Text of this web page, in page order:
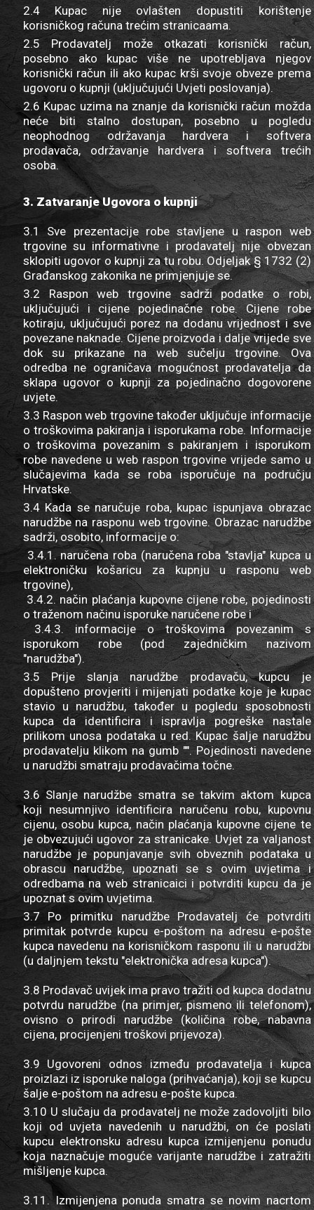
2.4 Kupac nije ovlašten dopustiti korištenje
korisničkog računa trećim stranicaama.
2.5 Prodavatelj može otkazati korisnički račun,
posebno ako kupac više ne upotrebljava njegov
korisnički račun ili ako kupac krši svoje obveze prema
ugovoru o kupnji (uključujući Uvjeti poslovanja).
2.6 Kupac uzima na znanje da korisnički račun možda
neće biti stalno dostupan, posebno u pogledu
neophodnog održavanja hardvera i softvera
prodavača, održavanje hardvera i softvera trećih
osoba.
3. Zatvaranje Ugovora o kupnji
3.1 Sve prezentacije robe stavljene u raspon web
trgovine su informativne i prodavatelj nije obvezan
sklopiti ugovor o kupnji za tu robu. Odjeljak § 1732 (2)
Građanskog zakonika ne primjenjuje se.
3.2 Raspon web trgovine sadrži podatke o robi,
uključujući i cijene pojedinačne robe. Cijene robe
kotiraju, uključujući porez na dodanu vrijednost i sve
povezane naknade. Cijene proizvoda i dalje vrijede sve
dok su prikazane na web sučelju trgovine. Ova
odredba ne ograničava mogućnost prodavatelja da
sklapa ugovor o kupnji za pojedinačno dogovorene
uvjete.
3.3 Raspon web trgovine također uključuje informacije
o troškovima pakiranja i isporukama robe. Informacije
o troškovima povezanim s pakiranjem i isporukom
robe navedene u web raspon trgovine vrijede samo u
slučajevima kada se roba isporučuje na području
Hrvatske.
3.4 Kada se naručuje roba, kupac ispunjava obrazac
narudžbe na rasponu web trgovine. Obrazac narudžbe
sadrži, osobito, informacije o:
3.4.1. naručena roba (naručena roba "stavlja" kupca u
elektroničku košaricu za kupnju u rasponu web
trgovine),
3.4.2. način plaćanja kupovne cijene robe, pojedinosti
o traženom načinu isporuke naručene robe i
3.4.3. informacije o troškovima povezanim s
isporukom robe (pod zajedničkim nazivom
"narudžba").
3.5 Prije slanja narudžbe prodavaču, kupcu je
dopušteno provjeriti i mijenjati podatke koje je kupac
stavio u narudžbu, također u pogledu sposobnosti
kupca da identificira i ispravlja pogreške nastale
prilikom unosa podataka u red. Kupac šalje narudžbu
prodavatelju klikom na gumb "". Pojedinosti navedene
u narudžbi smatraju prodavačima točne.
3.6 Slanje narudžbe smatra se takvim aktom kupca
koji nesumnjivo identificira naručenu robu, kupovnu
cijenu, osobu kupca, način plaćanja kupovne cijene te
je obvezujući ugovor za stranicake. Uvjet za valjanost
narudžbe je popunjavanje svih obveznih podataka u
obrascu narudžbe, upoznati se s ovim uvjetima i
odredbama na web stranicaici i potvrditi kupcu da je
upoznat s ovim uvjetima.
3.7 Po primitku narudžbe Prodavatelj će potvrditi
primitak potvrde kupcu e-poštom na adresu e-pošte
kupca navedenu na korisničkom rasponu ili u narudžbi
(u daljnjem tekstu "elektronička adresa kupca").
3.8 Prodavač uvijek ima pravo tražiti od kupca dodatnu
potvrdu narudžbe (na primjer, pismeno ili telefonom),
ovisno o prirodi narudžbe (količina robe, nabavna
cijena, procijenjeni troškovi prijevoza).
3.9 Ugovoreni odnos između prodavatelja i kupca
proizlazi iz isporuke naloga (prihvaćanja), koji se kupcu
šalje e-poštom na adresu e-pošte kupca.
3.10 U slučaju da prodavatelj ne može zadovoljiti bilo
koji od uvjeta navedenih u narudžbi, on će poslati
kupcu elektronsku adresu kupca izmijenjenu ponudu
koja naznačuje moguće varijante narudžbe i zatražiti
mišljenje kupca.
3.11. Izmijenjena ponuda smatra se novim nacrtom